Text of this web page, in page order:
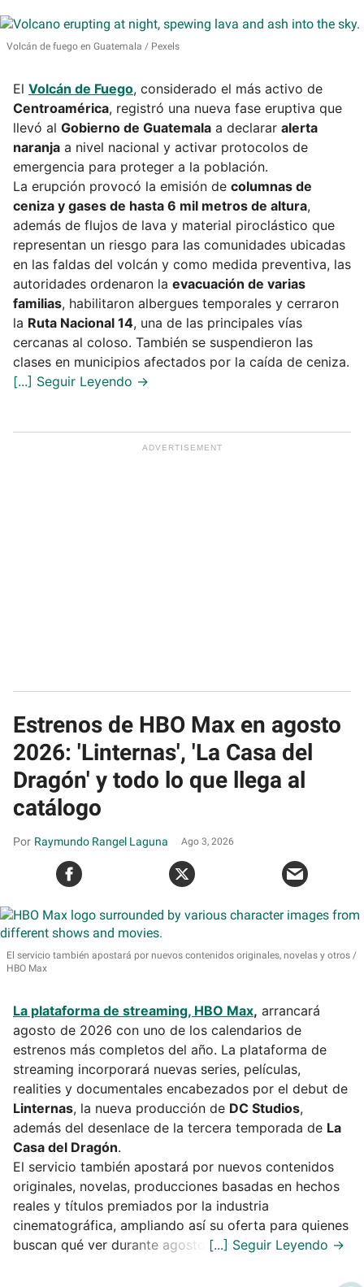
Volcán de fuego en Guatemala Pexels
El Volcán de Fuego, considerado el más activo de
Centroamérica, registró una nueva fase eruptiva que
llevó al Gobierno de Guatemala a declarar alerta
naranja a nivel nacional y activar protocolos de
emergencia para proteger a la población.
La erupción provocó la emisión de columnas de
ceniza y gases de hasta 6 mil metros de altura,
además de flujos de lava y material piroclástico que
representan un riesgo para las comunidades ubicadas
en las faldas del volcán y como medida preventiva, las
autoridades ordenaron la evacuación de varias
familias, habilitaron albergues temporales y cerraron
la Ruta Nacional 14, una de las principales vías
cercanas al coloso. También se suspendieron las
clases en municipios afectados por la caída de ceniza.
Estrenos de HBO Max en agosto
2026: 'Linternas', 'La Casa del
Dragón' y todo lo que llega al
catálogo
Raymundo Rangel Laguna Ago 3, 2026
El servicio también apostará por nuevos contenidos originales, novelas y otros
HBO Max
La plataforma de streaming, HBO Max, arrancará
agosto de 2026 con uno de los calendarios de
estrenos más completos del año. La plataforma de
streaming incorporará nuevas series, películas,
realities y documentales encabezados por el debut de
Linternas, la nueva producción de DC Studios,
además del desenlace de la tercera temporada de La
Casa del Dragón.
El servicio también apostará por nuevos contenidos
originales, novelas, producciones basadas en hechos
reales y títulos premiados por la industria
cinematográfica, ampliando así su oferta para quienes
buscan qué ver durante agosto.